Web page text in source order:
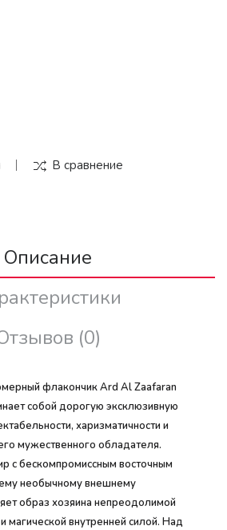
В сравнение
Описание
(0)
флакончик Ard Al Zaafaran
собой дорогую эксклюзивную
харизматичности и
мужественного обладателя.
с бескомпромиссным восточным
необычному внешнему
образ хозяина непреодолимой
магической внутренней силой. Над